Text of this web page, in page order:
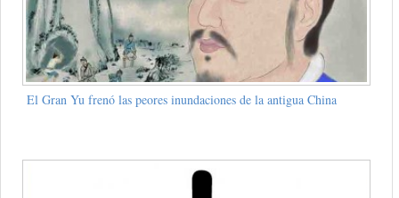
El Gran Yu frenó las peores inundaciones de la antigua China